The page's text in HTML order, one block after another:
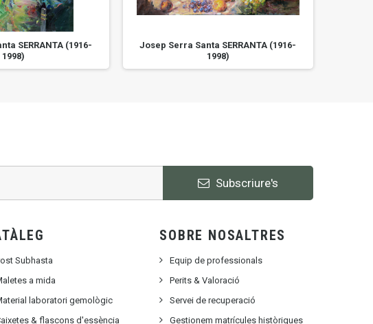
SERRANTA (1916-
1998)
Josep Serra Santa SERRANTA (1916-
1998)
Subscriure's
Subhasta
a mida
laboratori gemològic
& flascons d'essència
SOBRE NOSALTRES
Equip de professionals
Perits & Valoració
Servei de recuperació
Gestionem matrícules històriques